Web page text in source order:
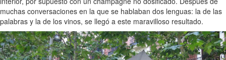
muchas conversaciones en la que se hablaban dos lenguas: la de las
palabras y la de los vinos, se llegó a este maravilloso resultado.